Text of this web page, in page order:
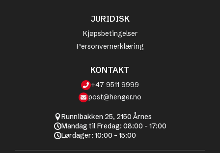
JURIDISK
Kjøpsbetingelser
Personvernerklæring
KONTAKT
+47 9511 9999
post@henger.no
Runnibakken 25, 2150 Årnes
Mandag til Fredag: 08:00 - 17:00
Lørdager: 10:00 - 15:00